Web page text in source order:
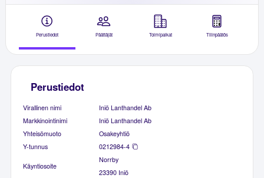
Perustiedot Päättäjät Toimipaikat Tilinpäätös
Perustiedot
Virallinen nimi
Iniö Lanthandel Ab
Markkinointinimi
Iniö Lanthandel Ab
Yhteisömuoto
Osakeyhtiö
Y-tunnus
0212984-4
Käyntiosoite
Norrby
23390 Iniö